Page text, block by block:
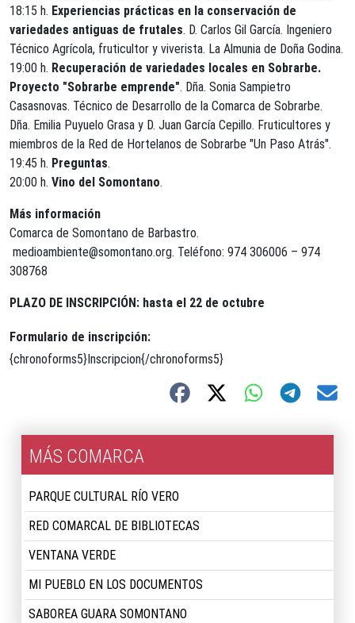
18:15 h. Experiencias prácticas en la conservación de
variedades antiguas de frutales. D. Carlos Gil García. Ingeniero
Técnico Agrícola, fruticultor y viverista. La Almunia de Doña Godina.
19:00 h. Recuperación de variedades locales en Sobrarbe.
Proyecto "Sobrarbe emprende". Dña. Sonia Sampietro
Casasnovas. Técnico de Desarrollo de la Comarca de Sobrarbe.
Dña. Emilia Puyuelo Grasa y D. Juan García Cepillo. Fruticultores y
miembros de la Red de Hortelanos de Sobrarbe "Un Paso Atrás".
19:45 h. Preguntas.
20:00 h. Vino del Somontano.
Más información
Comarca de Somontano de Barbastro.
medioambiente@somontano.org. Teléfono: 974 306006 – 974
308768
PLAZO DE INSCRIPCIÓN: hasta el 22 de octubre
Formulario de inscripción:
{chronoforms5}Inscripcion{/chronoforms5}
MÁS COMARCA
PARQUE CULTURAL RÍO VERO
RED COMARCAL DE BIBLIOTECAS
VENTANA VERDE
MI PUEBLO EN LOS DOCUMENTOS
SABOREA GUARA SOMONTANO